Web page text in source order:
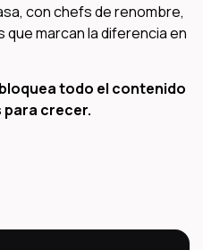
con chefs de renombre,
marcan la diferencia en
todo el contenido
crecer.